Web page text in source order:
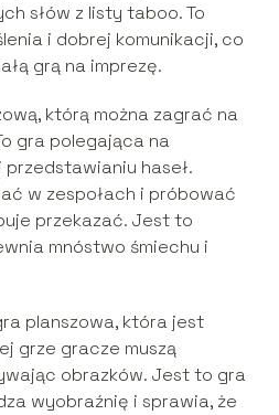
słów z listy taboo. To
i dobrej komunikacji, co
grą na imprezę.
którą można zagrać na
gra polegająca na
haseł.
w zespołach i próbować
przekazać. Jest to
mnóstwo śmiechu i
planszowa, która jest
grze gracze muszą
obrazków. Jest to gra
wyobraźnię i sprawia, że